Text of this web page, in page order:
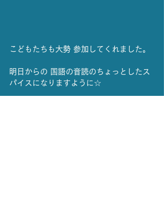
こどもたちも大勢 参加してくれました。
明日からの 国語の音読のちょっとしたス
パイスになりますように☆